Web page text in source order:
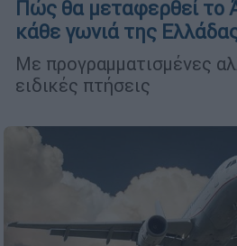
Πώς θα μεταφερθεί το
κάθε γωνιά της
Με προγραμματισμένες
ειδικές πτήσεις